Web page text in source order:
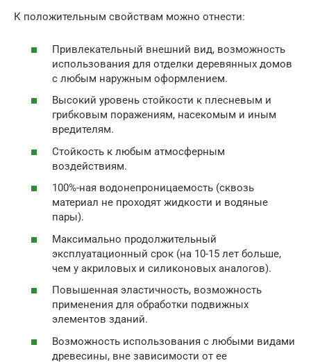
К положительным свойствам можно отнести:
Привлекательный внешний вид, возможность
использования для отделки деревянных домов
с любым наружным оформлением.
Высокий уровень стойкости к плесневым и
грибковым поражениям, насекомым и иным
вредителям.
Стойкость к любым атмосферным
воздействиям.
100%-ная водонепроницаемость (сквозь
материал не проходят жидкости и водяные
пары).
Максимально продолжительный
эксплуатационный срок (на 10-15 лет больше,
чем у акриловых и силиконовых аналогов).
Повышенная эластичность, возможность
применения для обработки подвижных
элементов зданий.
Возможность использования с любыми видами
древесины, вне зависимости от ее